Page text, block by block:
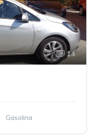
14
Gasolina